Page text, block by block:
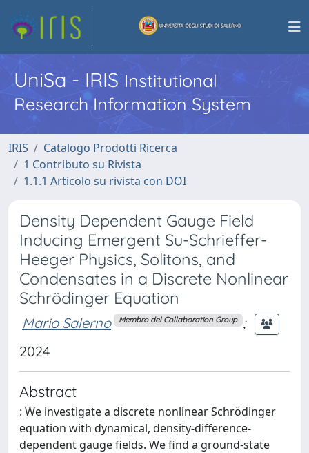
UniSa - IRISInstitutional
Research Information System
IRIS
Catalogo Prodotti Ricerca
1 Contributo su Rivista
1.1.1 Articolo su rivista con DOI
Density Dependent Gauge Field
Inducing Emergent Su-Schrieffer-
Heeger Physics, Solitons, and
Condensates in a Discrete Nonlinear
Schrödinger Equation
Mario Salerno Membro del Collaboration Group ;
2024
Abstract
: We investigate a discrete nonlinear Schrödinger
equation with dynamical, density-difference-
dependent gauge fields. We find a ground-state